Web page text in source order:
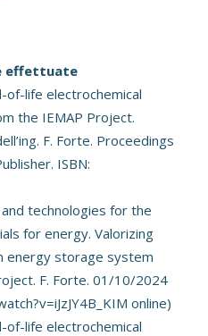
effettuate
life electrochemical
the IEMAP Project.
F. Forte. Proceedings
ISBN:
technologies for the
for energy. Valorizing
energy storage system
F. Forte. 01/10/2024
online)
life electrochemical